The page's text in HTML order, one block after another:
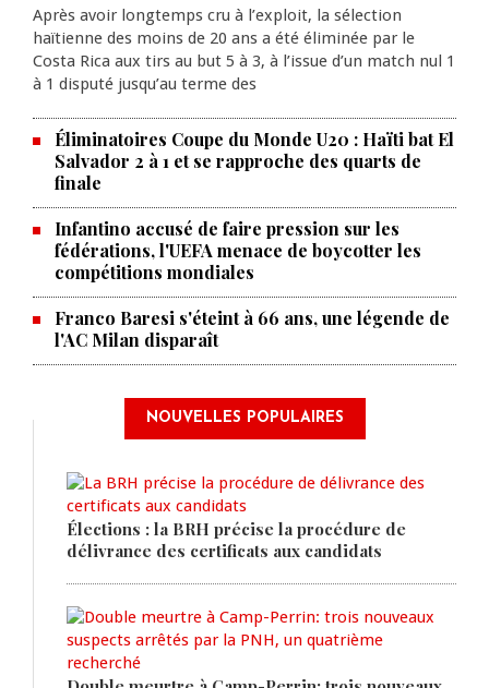
Après avoir longtemps cru à l’exploit, la sélection
haïtienne des moins de 20 ans a été éliminée par le
Costa Rica aux tirs au but 5 à 3, à l’issue d’un match nul 1
à 1 disputé jusqu’au terme des
Éliminatoires Coupe du Monde U20 : Haïti bat El
Salvador 2 à 1 et se rapproche des quarts de
finale
Infantino accusé de faire pression sur les
fédérations, l'UEFA menace de boycotter les
compétitions mondiales
Franco Baresi s'éteint à 66 ans, une légende de
l'AC Milan disparaît
NOUVELLES POPULAIRES
Élections : la BRH précise la procédure de
délivrance des certificats aux candidats